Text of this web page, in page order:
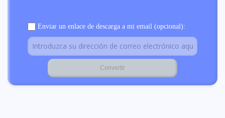
Enviar un enlace de descarga a mi email (opcional):